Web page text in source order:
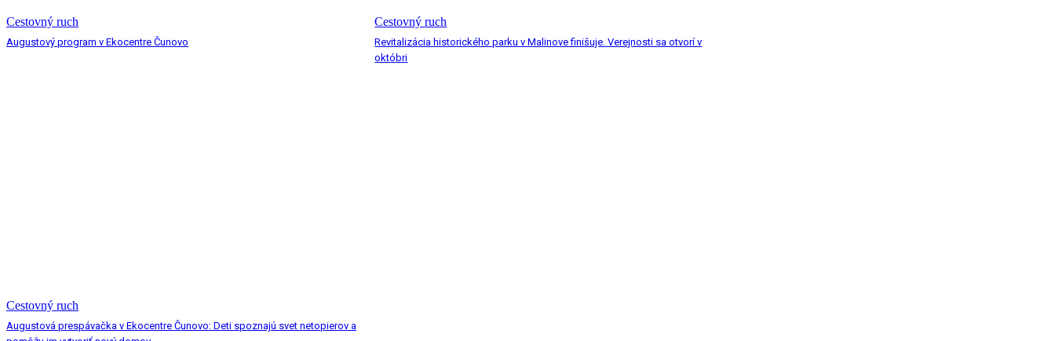
Cestovný ruch
Augustový program v Ekocentre Čunovo
Cestovný ruch
Revitalizácia historického parku v Malinove finišuje. Verejnosti sa otvorí v
októbri
Cestovný ruch
Augustová prespávačka v Ekocentre Čunovo: Deti spoznajú svet netopierov a